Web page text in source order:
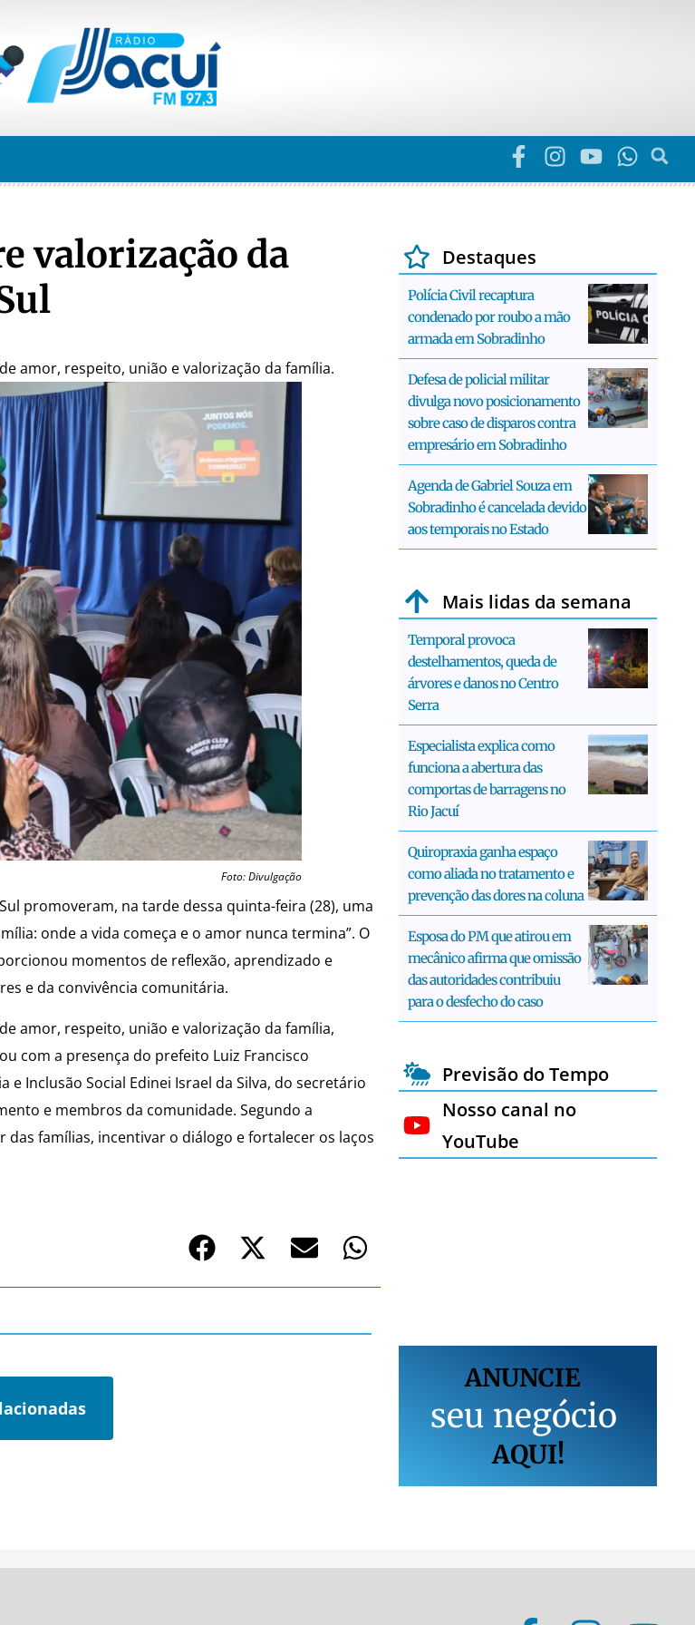
valorização da
amor, respeito, união e valorização da família.
Foto: Divulgação
promoveram, na tarde dessa quinta-feira (28), uma
onde a vida começa e o amor nunca termina”. O
momentos de reflexão, aprendizado e
e da convivência comunitária.
amor, respeito, união e valorização da família,
com a presença do prefeito Luiz Francisco
Inclusão Social Edinei Israel da Silva, do secretário
e membros da comunidade. Segundo a
famílias, incentivar o diálogo e fortalecer os laços
Destaques
Polícia Civil recaptura
condenado por roubo a mão
armada em Sobradinho
Defesa de policial militar
divulga novo posicionamento
sobre caso de disparos contra
empresário em Sobradinho
Agenda de Gabriel Souza em
Sobradinho é cancelada devido
aos temporais no Estado
Mais lidas da semana
Temporal provoca
destelhamentos, queda de
árvores e danos no Centro
Serra
Especialista explica como
funciona a abertura das
comportas de barragens no
Rio Jacuí
Quiropraxia ganha espaço
como aliada no tratamento e
prevenção das dores na coluna
Esposa do PM que atirou em
mecânico afirma que omissão
das autoridades contribuiu
para o desfecho do caso
Previsão do Tempo
Nosso canal no
YouTube
ANUNCIE
seu negócio
AQUI!